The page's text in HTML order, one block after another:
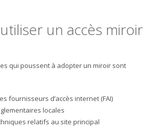
un accès miroir
qui poussent à adopter un miroir sont
fournisseurs d’accès internet (FAI)
locales
relatifs au site principal